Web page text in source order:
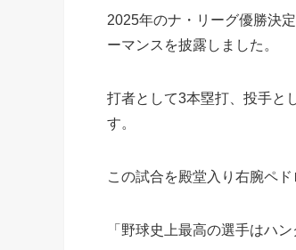
2025年のナ・リーグ優勝決
ーマンスを披露しました。
打者として3本塁打、投手と
す。
この試合を殿堂入り右腕ペ
「野球史上最高の選手はハン